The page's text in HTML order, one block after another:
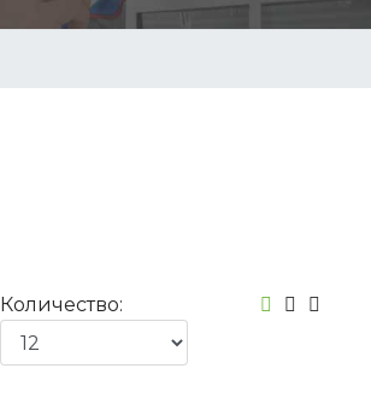
Количество: